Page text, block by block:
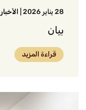
28 يناير 2026 الأخبار
بيان
قراءة المزيد